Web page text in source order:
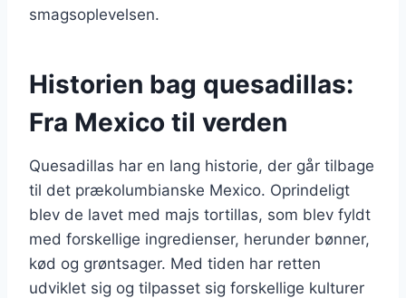
smagsoplevelsen.
Historien bag quesadillas:
Fra Mexico til verden
Quesadillas har en lang historie, der går tilbage
til det prækolumbianske Mexico. Oprindeligt
blev de lavet med majs tortillas, som blev fyldt
med forskellige ingredienser, herunder bønner,
kød og grøntsager. Med tiden har retten
udviklet sig og tilpasset sig forskellige kulturer